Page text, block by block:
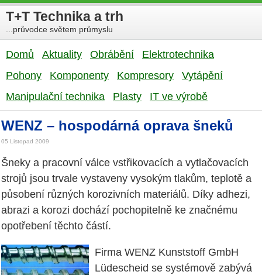
T+T Technika a trh
...průvodce světem průmyslu
Domů Aktuality Obrábění
Elektrotechnika
Pohony
Komponenty Kompresory
Vytápění
Manipulační technika
Plasty IT ve výrobě
WENZ – hospodárná oprava šneků
05 Listopad 2009
Šneky a pracovní válce vstřikovacích a vytlačovacích
strojů jsou trvale vystaveny vysokým tlakům, teplotě a
působení různých korozivních materiálů. Díky adhezi,
abrazi a korozi dochází pochopitelně ke značnému
opotřebení těchto částí.
Firma WENZ Kunststoff GmbH
Lüdescheid se systémově zabývá